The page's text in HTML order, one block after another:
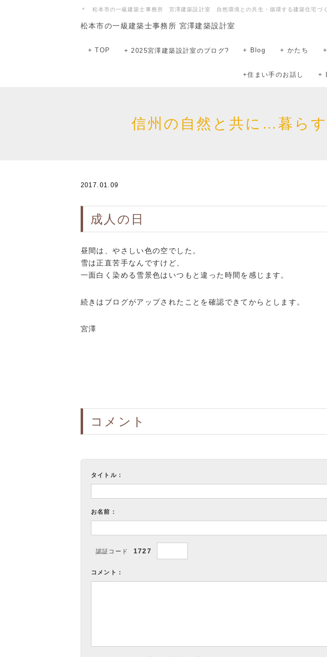
＊ 松本市の一級建築士事務所 宮澤建築設計室 自然環境との共生・循環する建築住宅
松本市の一級建築士事務所 宮澤建築設計室
+ TOP + 2025宮澤建築設計室のブログ? + Blog + かたち
+住まい手のお話し +
信州の自然と共に…暮ら
2017.01.09
成人の日
昼間は、やさしい色の空でした。
雪は正直苦手なんですけど、
一面白く染める雪景色はいつもと違った時間を感じます。
続きはブログがアップされたことを確認できてからとします。
宮澤
コメント
タイトル：
お名前：
認証コード 1727
コメント：